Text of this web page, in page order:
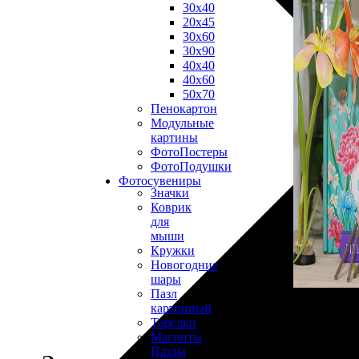
30х40
20х45
30х60
30х90
40х40
40х60
50х70
Пенокартон
Модульные
картины
ФотоПостеры
ФотоПодушки
Фотоcувениры
Значки
Коврик
для
мыши
Кружки
Новогодние
шары
Пазл
картонный
Тарелки
Магниты
Пазлы